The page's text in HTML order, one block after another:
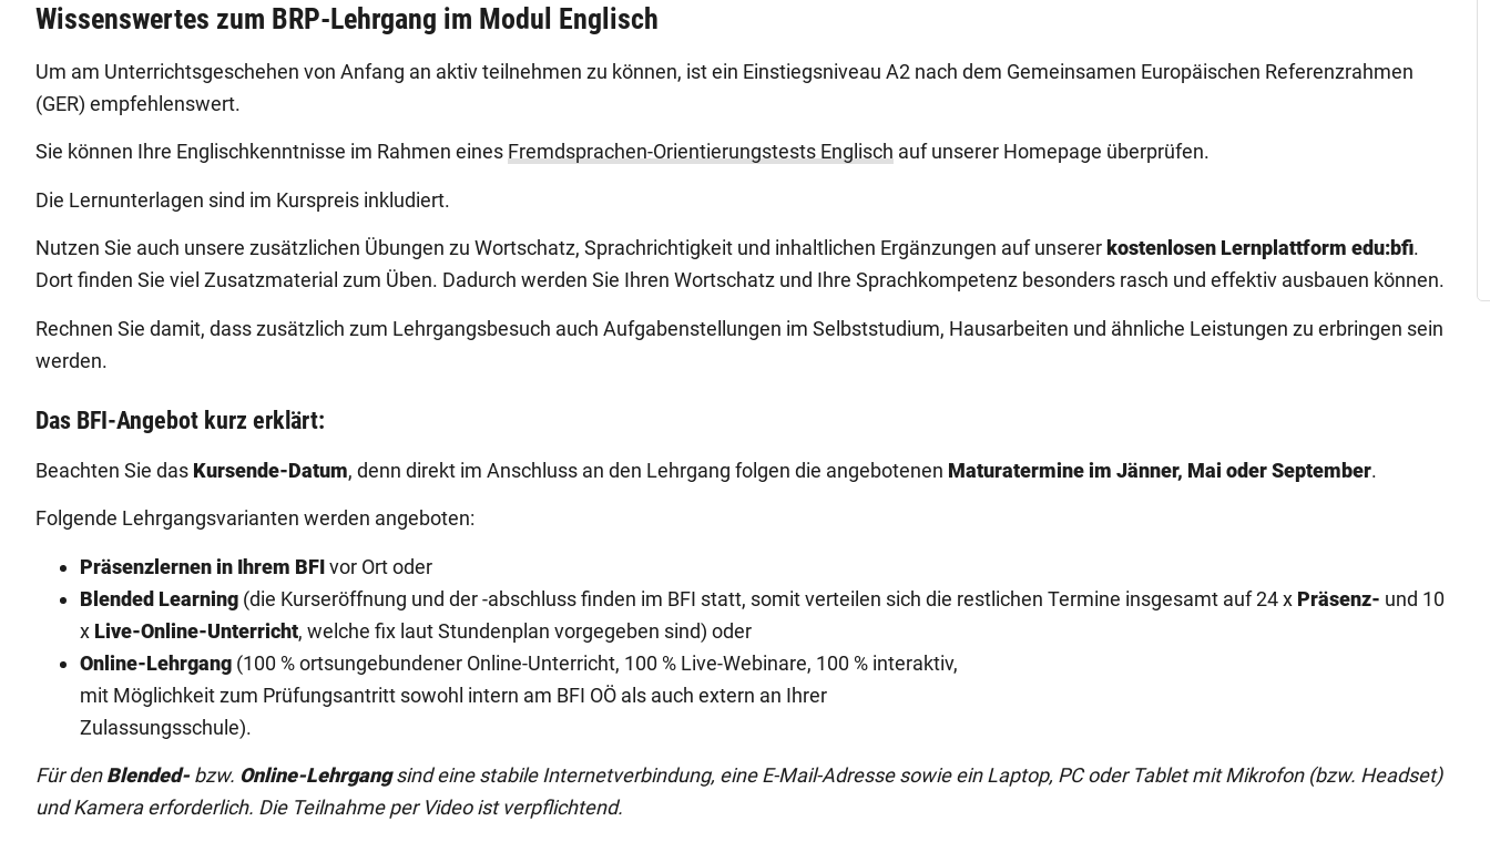
Wissenswertes zum BRP-Lehrgang im Modul Englisch
Um am Unterrichtsgeschehen von Anfang an aktiv teilnehmen zu können, ist ein Einstiegsniveau A2 nach dem Gemeinsamen Europäischen Referenzrahmen
(GER) empfehlenswert.
Sie können Ihre Englischkenntnisse im Rahmen eines Fremdsprachen-Orientierungstests Englisch auf unserer Homepage überprüfen.
Die Lernunterlagen sind im Kurspreis inkludiert.
Nutzen Sie auch unsere zusätzlichen Übungen zu Wortschatz, Sprachrichtigkeit und inhaltlichen Ergänzungen auf unserer kostenlosen Lernplattform edu:bfi.
Dort finden Sie viel Zusatzmaterial zum Üben. Dadurch werden Sie Ihren Wortschatz und Ihre Sprachkompetenz besonders rasch und effektiv ausbauen können.
Rechnen Sie damit, dass zusätzlich zum Lehrgangsbesuch auch Aufgabenstellungen im Selbststudium, Hausarbeiten und ähnliche Leistungen zu erbringen sein
werden.
Das BFI-Angebot kurz erklärt:
Beachten Sie das Kursende-Datum, denn direkt im Anschluss an den Lehrgang folgen die angebotenen Maturatermine im Jänner, Mai oder September.
Folgende Lehrgangsvarianten werden angeboten:
Präsenzlernen in Ihrem BFIvor Ort oder
Blended Learning (die Kurseröffnung und der -abschluss finden im BFI statt, somit verteilen sich die restlichen Termine insgesamt auf 24 x Präsenz- und 10
x Live-Online-Unterricht, welche fix laut Stundenplan vorgegeben sind) oder
Online-Lehrgang (100 % ortsungebundener Online-Unterricht, 100 % Live-Webinare, 100 % interaktiv,
mit Möglichkeit zum Prüfungsantritt sowohl intern am BFI OÖ als auch extern an Ihrer
Zulassungsschule).
Für denBlended-bzw. Online-Lehrgangsind eine stabile Internetverbindung, eine E-Mail-Adresse sowie ein Laptop, PC oder Tablet mit Mikrofon (bzw. Headset)
und Kamera erforderlich. Die Teilnahme per Video ist verpflichtend.